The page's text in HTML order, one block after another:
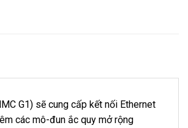
G1) sẽ cung cấp kết nối Ethernet
các mô-đun ắc quy mở rộng